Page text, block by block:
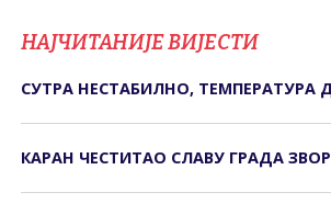
НАЈЧИТАНИЈЕ ВИЈЕСТИ
СУТРА НЕСТАБИЛНО, ТЕМПЕРАТУРА
КАРАН ЧЕСТИТАО СЛАВУ ГРАДА